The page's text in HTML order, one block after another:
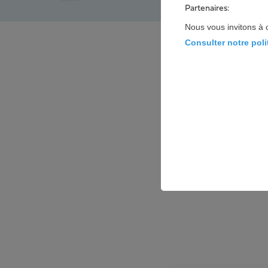
Les
Partenaires:
Nous vous invitons à
Consulter notre